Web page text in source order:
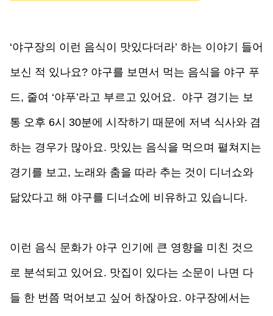
‘야구장의 이런 음식이 맛있다더라’ 하는 이야기 들어
보신 적 있나요? 야구를 보면서 먹는 음식을 야구 푸
드, 줄여 ‘야푸’라고 부르고 있어요.  야구 경기는 보
통 오후 6시 30분에 시작하기 때문에 저녁 식사와 겸
하는 경우가 많아요. 맛있는 음식을 먹으며 펼쳐지는
경기를 보고, 노래와 춤을 따라 추는 것이 디너쇼와
닮았다고 해 야구를 디너쇼에 비유하고 있습니다.
이런 음식 문화가 야구 인기에 큰 영향을 미친 것으
로 분석되고 있어요. 맛집이 있다는 소문이 나면 다
들 한 번쯤 먹어보고 싶어 하잖아요. 야구장에서는